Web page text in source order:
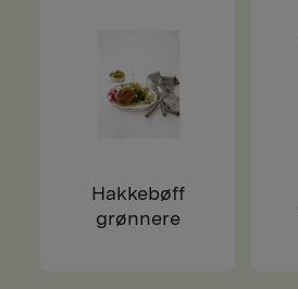
Hakkebøff
grønnere